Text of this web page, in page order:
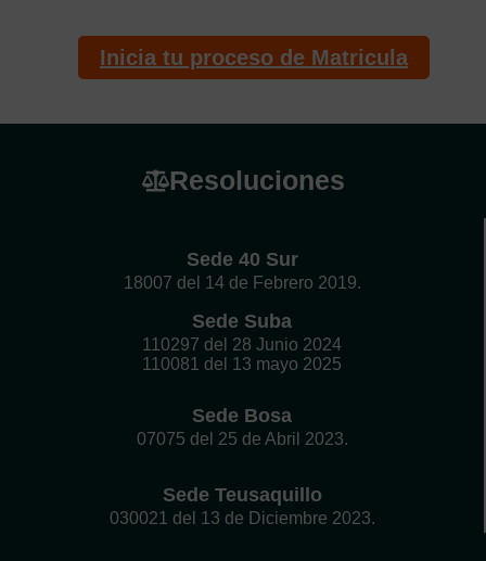
Inicia tu proceso de Matricula
Resoluciones
Sede 40 Sur
18007 del 14 de Febrero 2019.
Sede Suba
110297 del 28 Junio 2024
110081 del 13 mayo 2025
Sede Bosa
07075 del 25 de Abril 2023.
Sede Teusaquillo
030021 del 13 de Diciembre 2023.